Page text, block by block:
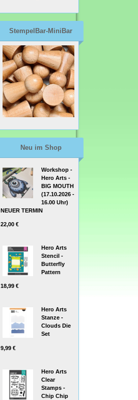
StempelBar-MiniBar
Neu im Shop
Workshop -
Hero Arts -
BIG MOUTH
(17.10.2026 -
16.00 Uhr)
NEUER TERMIN
22,00 €
Hero Arts
Stencil -
Butterfly
Pattern
18,99 €
Hero Arts
Stanze -
Clouds Die
Set
9,99 €
Hero Arts
Clear
Stamps -
Chip Chip